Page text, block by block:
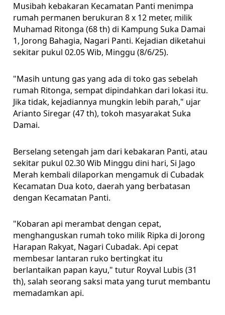
Musibah kebakaran Kecamatan Panti menimpa
rumah permanen berukuran 8 x 12 meter, milik
Muhamad Ritonga (68 th) di Kampung Suka Damai
1, Jorong Bahagia, Nagari Panti. Kejadian diketahui
sekitar pukul 02.05 Wib, Minggu (8/6/25).
"Masih untung gas yang ada di toko gas sebelah
rumah Ritonga, sempat dipindahkan dari lokasi itu.
Jika tidak, kejadiannya mungkin lebih parah," ujar
Arianto Siregar (47 th), tokoh masyarakat Suka
Damai.
Berselang setengah jam dari kebakaran Panti, atau
sekitar pukul 02.30 Wib Minggu dini hari, Si Jago
Merah kembali dilaporkan mengamuk di Cubadak
Kecamatan Dua koto, daerah yang berbatasan
dengan Kecamatan Panti.
"Kobaran api merambat dengan cepat,
menghanguskan rumah toko milik Ripka di Jorong
Harapan Rakyat, Nagari Cubadak. Api cepat
membesar lantaran ruko bertingkat itu
berlantaikan papan kayu," tutur Royval Lubis (31
th), salah seorang saksi mata yang turut membantu
memadamkan api.